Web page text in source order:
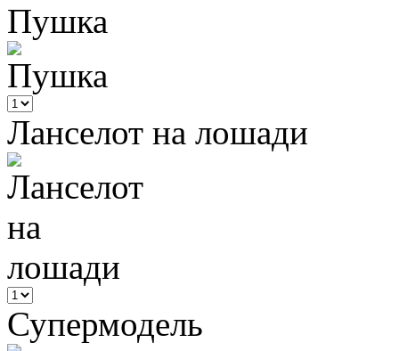
Пушка
Ланселот на лошади
Супермодель